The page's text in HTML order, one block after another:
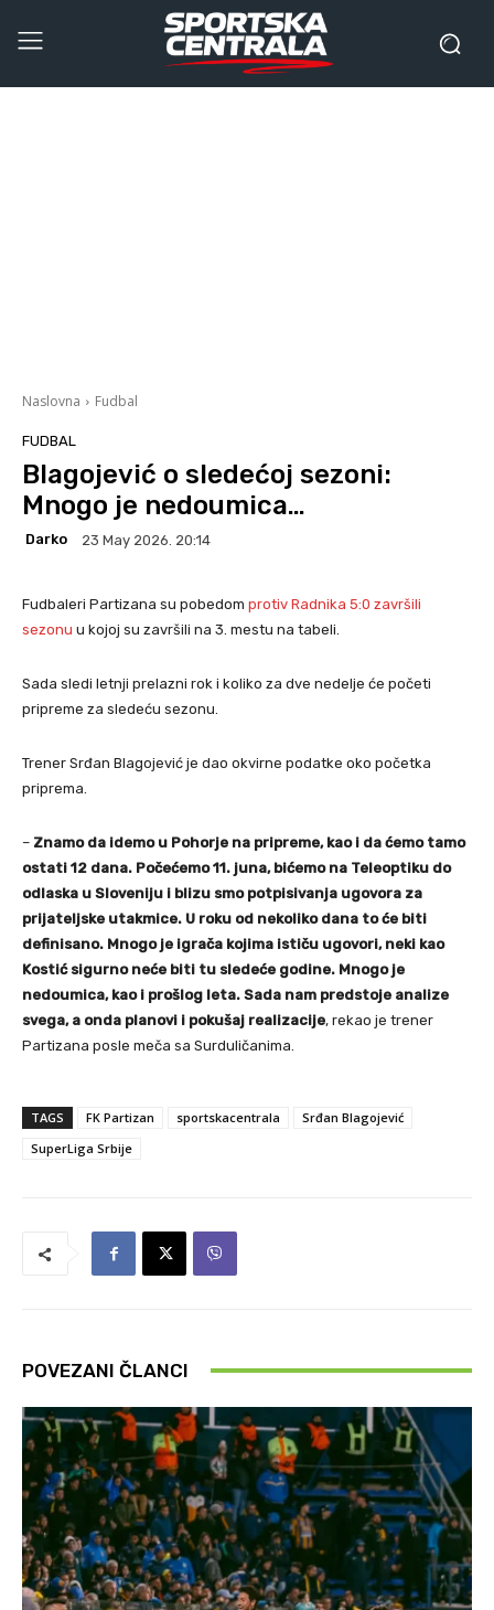
Naslovna Fudbal
FUDBAL
Blagojević o sledećoj sezoni:
Mnogo je nedoumica…
Darko 23 May 2026. 20:14
Fudbaleri Partizana su pobedom protiv Radnika 5:0 završili
sezonu u kojoj su završili na 3. mestu na tabeli.
Sada sledi letnji prelazni rok i koliko za dve nedelje će početi
pripreme za sledeću sezonu.
Trener Srđan Blagojević je dao okvirne podatke oko početka
priprema.
– Znamo da idemo u Pohorje na pripreme, kao i da ćemo tamo
ostati 12 dana. Počećemo 11. juna, bićemo na Teleoptiku do
odlaska u Sloveniju i blizu smo potpisivanja ugovora za
prijateljske utakmice. U roku od nekoliko dana to će biti
definisano. Mnogo je igrača kojima ističu ugovori, neki kao
Kostić sigurno neće biti tu sledeće godine. Mnogo je
nedoumica, kao i prošlog leta. Sada nam predstoje analize
svega, a onda planovi i pokušaj realizacije, rekao je trener
Partizana posle meča sa Surduličanima.
TAGS FK Partizan sportskacentrala
Srđan Blagojević
SuperLiga Srbije
POVEZANI ČLANCI